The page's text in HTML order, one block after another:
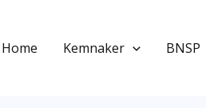
Home Kemnaker BNSP